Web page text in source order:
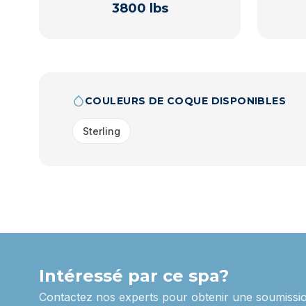
3800 lbs
COULEURS DE COQUE DISPONIBLES
Sterling
Intéressé par ce spa?
Contactez nos experts pour obtenir une